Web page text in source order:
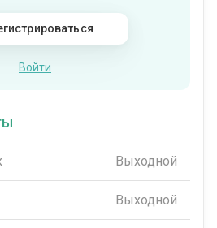
Войти
Выходной
Выходной